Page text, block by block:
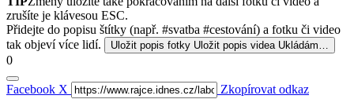
zrušíte je klávesou ESC.
Přidejte do popisu štítky (např. #svatba #cestování) a fotku či video
tak objeví více lidí.
Uložit popis fotky Uložit popis videa Ukládám…
0
Facebook X Zkopírovat odkaz